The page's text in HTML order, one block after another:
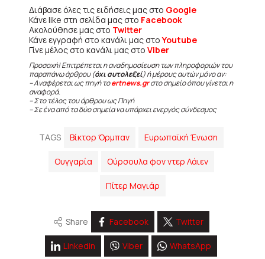
Διάβασε όλες τις ειδήσεις μας στο Google
Κάνε like στη σελίδα μας στο Facebook
Ακολούθησε μας στο Twitter
Κάνε εγγραφή στο κανάλι μας στοYoutube
Γίνε μέλος στο κανάλι μας στο Viber
Προσοχή! Επιτρέπεται η αναδημοσίευση των πληροφοριών του
παραπάνω άρθρου (όχι αυτολεξεί) ή μέρους αυτών μόνο αν:
– Αναφέρεται ως πηγή τοertnews.grστο σημείο όπου γίνεται η
αναφορά.
– Στο τέλος του άρθρου ως Πηγή
– Σε ένα από τα δύο σημεία να υπάρχει ενεργός σύνδεσμος
TAGS Βίκτορ Όρμπαν Ευρωπαϊκή Ένωση
Ουγγαρία Ούρσουλα φον ντερ Λάιεν
Πίτερ Μαγιάρ
Share Facebook Twitter
Linkedin Viber WhatsApp